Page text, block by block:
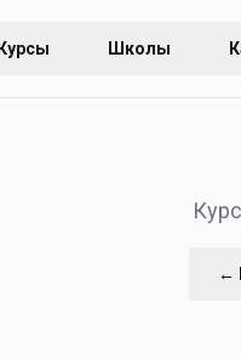
Курсы Школы
←